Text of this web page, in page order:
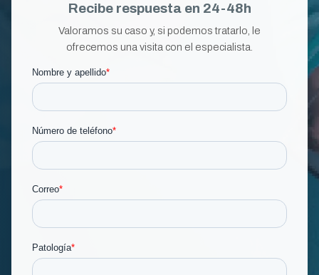
Recibe respuesta en 24-48h
Valoramos su caso y, si podemos tratarlo, le
ofrecemos una visita con el especialista.